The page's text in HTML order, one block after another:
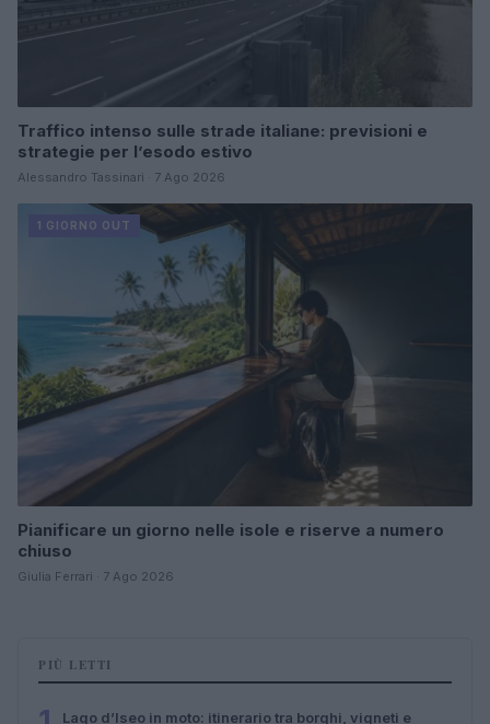
Traffico intenso sulle strade italiane: previsioni e
strategie per l’esodo estivo
Alessandro Tassinari · 7 Ago 2026
1 GIORNO OUT
Pianificare un giorno nelle isole e riserve a numero
chiuso
Giulia Ferrari · 7 Ago 2026
PIÙ LETTI
Lago d’Iseo in moto: itinerario tra borghi, vigneti e